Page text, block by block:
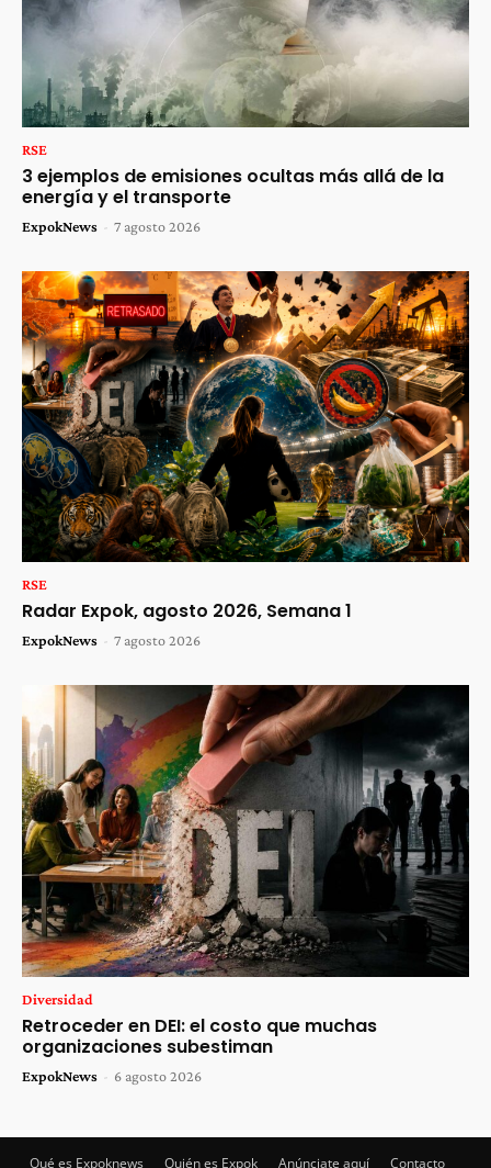
RSE
3 ejemplos de emisiones ocultas más allá de la
energía y el transporte
ExpokNews - 7 agosto 2026
RSE
Radar Expok, agosto 2026, Semana 1
ExpokNews - 7 agosto 2026
Diversidad
Retroceder en DEI: el costo que muchas
organizaciones subestiman
ExpokNews - 6 agosto 2026
Qué es Expoknews Quién es Expok Anúnciate aquí Contacto